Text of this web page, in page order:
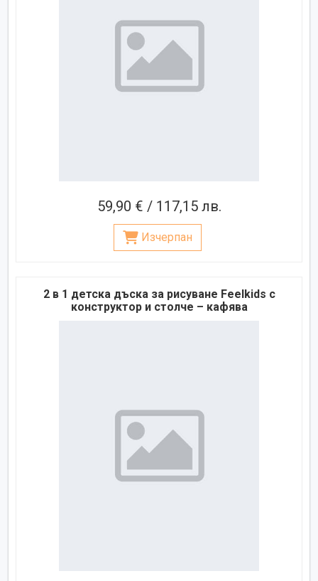
59,90 € / 117,15 лв.
Изчерпан
2 в 1 детска дъска за рисуване Feelkids с
конструктор и столче – кафява